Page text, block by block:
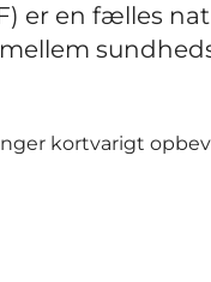
er en fælles
kortvarigt